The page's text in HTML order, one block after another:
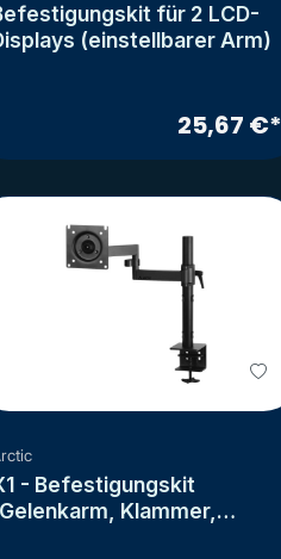
für 2 LCD-
(einstellbarer Arm)
25,67 €*
- Befestigungskit
Klammer,